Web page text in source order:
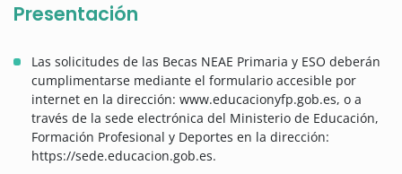
Presentación
Las solicitudes de las Becas NEAE Primaria y ESO deberán
cumplimentarse mediante el formulario accesible por
internet en la dirección: www.educacionyfp.gob.es, o a
través de la sede electrónica del Ministerio de Educación,
Formación Profesional y Deportes en la dirección:
https://sede.educacion.gob.es.